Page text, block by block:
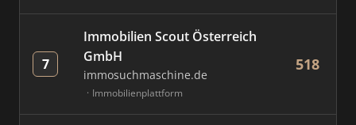
7
Immobilien Scout Österreich
GmbH
immosuchmaschine.de
Immobilienplattform
518